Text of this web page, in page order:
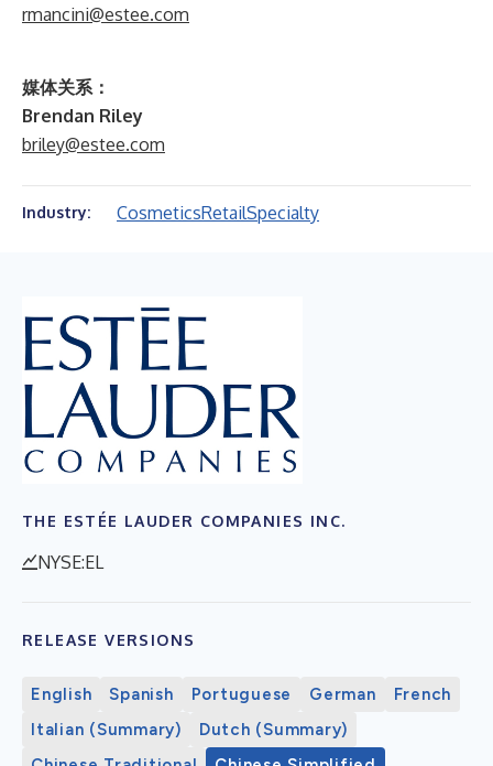
rmancini@estee.com
媒体关系：
Brendan Riley
briley@estee.com
Industry: CosmeticsRetailSpecialty
THE ESTÉE LAUDER COMPANIES INC.
NYSE:EL
RELEASE VERSIONS
English Spanish Portuguese German
French
Italian (Summary)
Dutch (Summary)